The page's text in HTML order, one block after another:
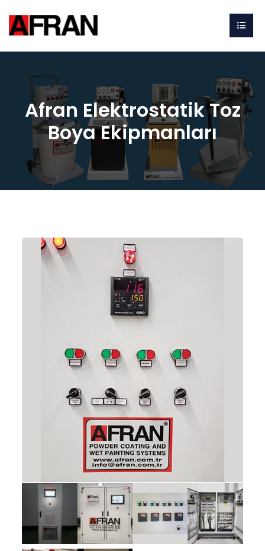
Afran Elektrostatik Toz
Boya Ekipmanları